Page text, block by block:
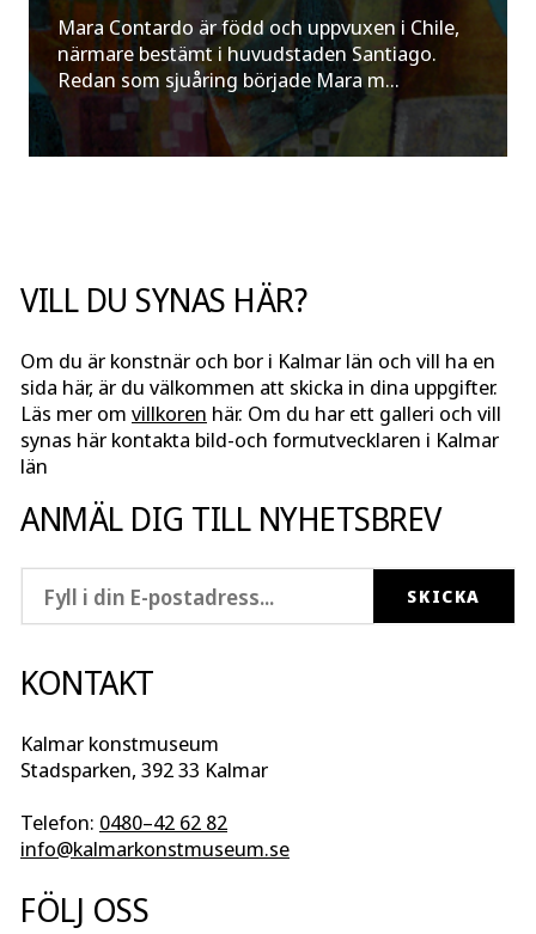
Mara Contardo är född och uppvuxen i Chile,
närmare bestämt i huvudstaden Santiago.
Redan som sjuåring började Mara m...
VILL DU SYNAS HÄR?
Om du är konstnär och bor i Kalmar län och vill ha en
sida här, är du välkommen att skicka in dina uppgifter.
Läs mer om villkoren här. Om du har ett galleri och vill
synas här kontakta bild-och formutvecklaren i Kalmar
län
ANMÄL DIG TILL NYHETSBREV
KONTAKT
Kalmar konstmuseum
Stadsparken, 392 33 Kalmar
Telefon: 0480–42 62 82
info@kalmarkonstmuseum.se
FÖLJ OSS